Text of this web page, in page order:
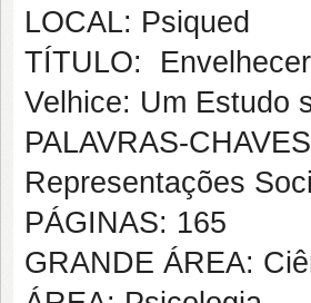
LOCAL: Psiqued
TÍTULO:
Velhice: Um Estudo
PALAVRAS-
Representações
PÁGINAS: 165
GRANDE ÁREA: